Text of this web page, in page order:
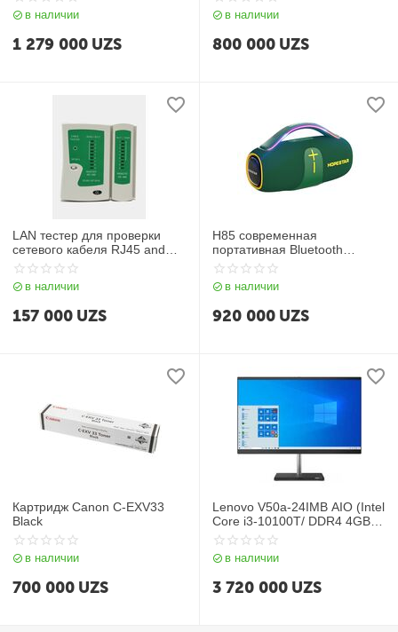
в наличии
1 279 000 UZS
в наличии
800 000 UZS
LAN тестер для проверки
сетевого кабеля RJ45 and
RJ11
в наличии
157 000 UZS
H85 современная
портативная Bluetooth
колонка
в наличии
920 000 UZS
Картридж Canon C-EXV33
Black
в наличии
700 000 UZS
Lenovo V50a-24IMB AIO (Intel
Core i3-10100T/ DDR4 4GB/
SSD 256GB/ 23,8 IPS FHD
LCD/ Integrated Intel UHD
Graphics/ Keyboard+mouse/
в наличии
3 720 000 UZS